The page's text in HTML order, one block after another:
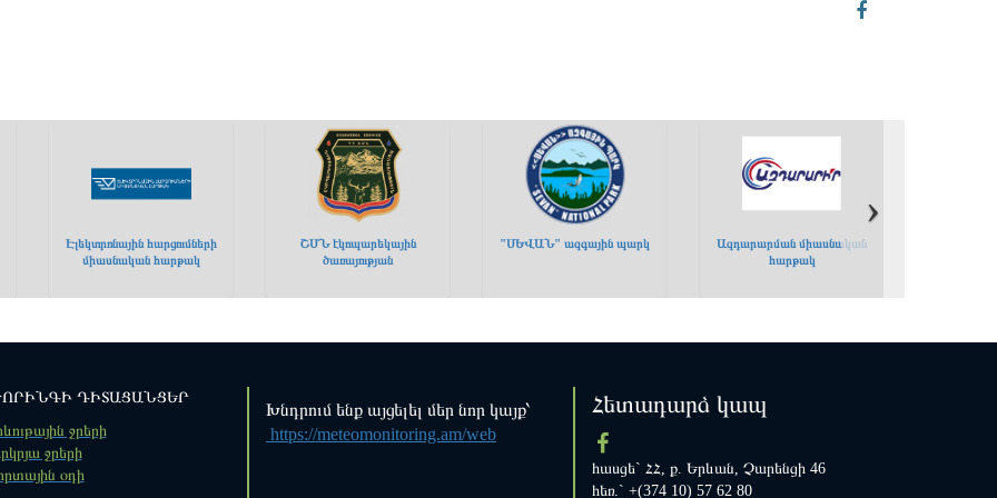
Էլեկտրոնային հարցումների
միասնական հարթակ
ՇՄՆ էկոպարեկային
ծառայության
"ՍԵՎԱՆ" ազգային պարկ
Ազդարարման միասնական
հարթակ
›
›
ԴԻՏԱՑԱՆՑԵՐ
ջրերի
ջրերի
օդի
Խնդրում ենք այցելել մեր նոր կայք՝
https://meteomonitoring.am/web
Հետադարձ կապ
հասցե` ՀՀ, ք. Երևան, Չարենցի 46
հեռ.` +(374 10) 57 62 80